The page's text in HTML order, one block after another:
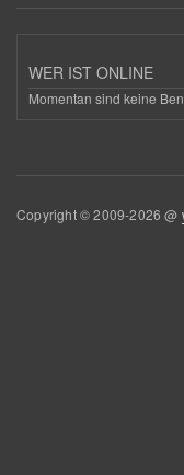
WER IST ONLINE
Momentan sind keine
Copyright © 2009-2026 @